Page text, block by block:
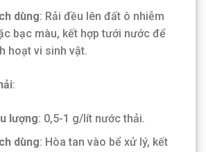
dùng: Rải đều lên đất ô nhiễm
bạc màu, kết hợp tưới nước để
hoạt vi sinh vật.
:
lượng: 0,5-1 g/lít nước thải.
dùng: Hòa tan vào bể xử lý, kết